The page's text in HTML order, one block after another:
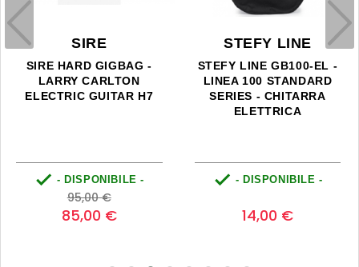
SIRE
SIRE HARD GIGBAG -
LARRY CARLTON
ELECTRIC GUITAR H7
 - DISPONIBILE -
Prezzo
base
95,00 €Prezzo
85,00 €
STEFY LINE
STEFY LINE GB100-EL -
LINEA 100 STANDARD
SERIES - CHITARRA
ELETTRICA
 - DISPONIBILE -
14,00 €